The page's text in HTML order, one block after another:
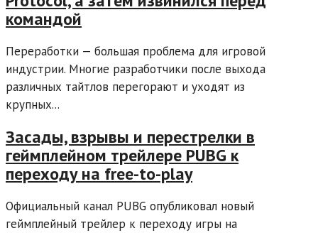
командой
Переработки — большая проблема для игровой
индустрии. Многие разработчики после выхода
различных тайтлов перегорают и уходят из
крупных...
Засады, взрывы и перестрелки в
геймплейном трейлере PUBG к
переходу на free-to-play
Официальный канал PUBG опубликовал новый
геймплейный трейлер к переходу игры на